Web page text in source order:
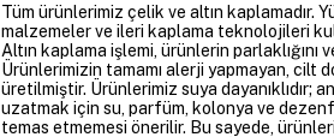
Tüm ürünlerimiz çelik ve altın kaplamadır.
malzemeler ve ileri kaplama teknolojileri
Altın kaplama işlemi, ürünlerin parlaklığını ve
Ürünlerimizin tamamı alerji yapmayan, cilt
üretilmiştir. Ürünlerimiz suya dayanıklıdır;
uzatmak için su, parfüm, kolonya ve
temas etmemesi önerilir. Bu sayede,